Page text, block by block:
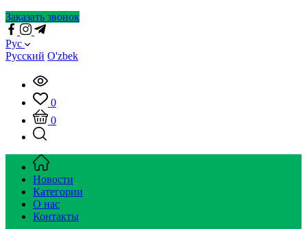
Заказать звонок
Рус
Русский O'zbek
0
0
Новости
Категории
О нас
Контакты